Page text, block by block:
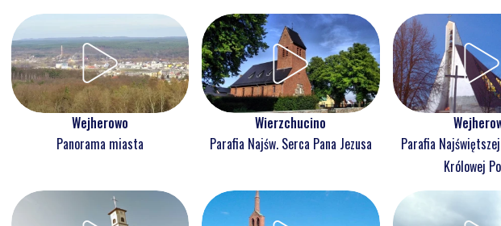
Wejherowo
Panorama miasta
Wierzchucino
Parafia Najśw. Serca Pana Jezusa
Parafia
Królowej